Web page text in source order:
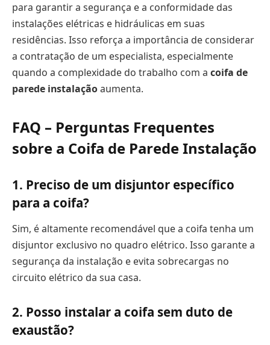
para garantir a segurança e a conformidade das
instalações elétricas e hidráulicas em suas
residências. Isso reforça a importância de considerar
a contratação de um especialista, especialmente
quando a complexidade do trabalho com a coifa de
parede instalaçãoaumenta.
FAQ – Perguntas Frequentes
sobre a Coifa de Parede Instalação
1. Preciso de um disjuntor específico
para a coifa?
Sim, é altamente recomendável que a coifa tenha um
disjuntor exclusivo no quadro elétrico. Isso garante a
segurança da instalação e evita sobrecargas no
circuito elétrico da sua casa.
2. Posso instalar a coifa sem duto de
exaustão?